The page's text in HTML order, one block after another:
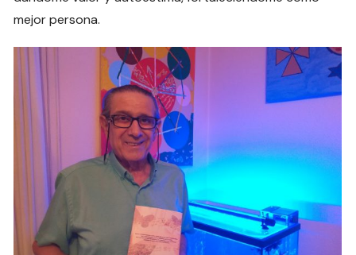
mejor persona.